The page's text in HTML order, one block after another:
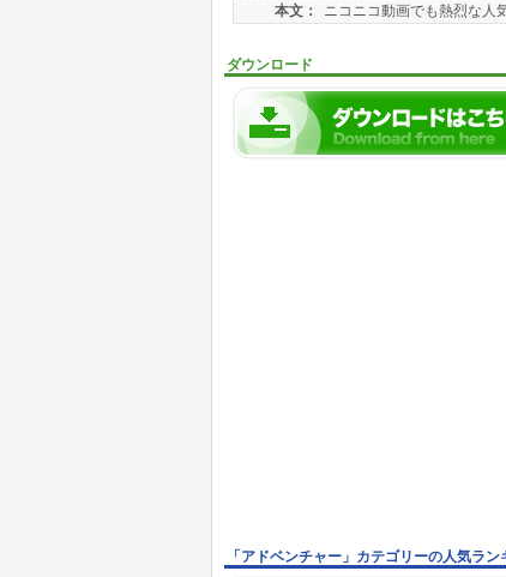
本文：
ニコニコ動画でも熱烈な人
ダウンロード
「アドベンチャー」カテゴリーの人気ラン